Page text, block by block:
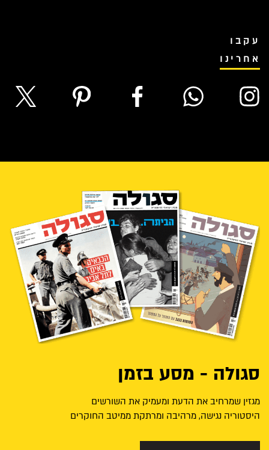
עקבו
אחרינו
סגולה - מסע בזמן
מגזין שמרחיב את הדעת ומעמיק את השורשים
היסטוריה נגישה, מרהיבה ומרתקת ממיטב החוקרים